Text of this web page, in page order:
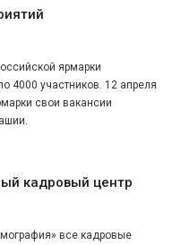
ярмарки
4000 участников. 12 апреля
свои вакансии
кадровый центр
все кадровые